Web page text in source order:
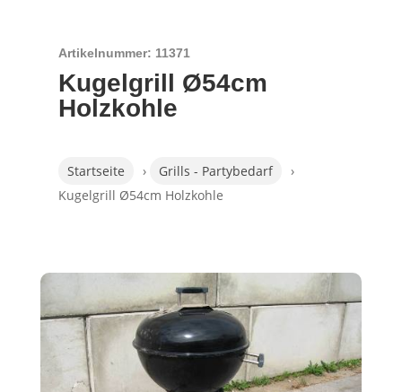
Artikelnummer: 11371
Kugelgrill Ø54cm
Holzkohle
Startseite › Grills - Partybedarf
›
Kugelgrill Ø54cm Holzkohle